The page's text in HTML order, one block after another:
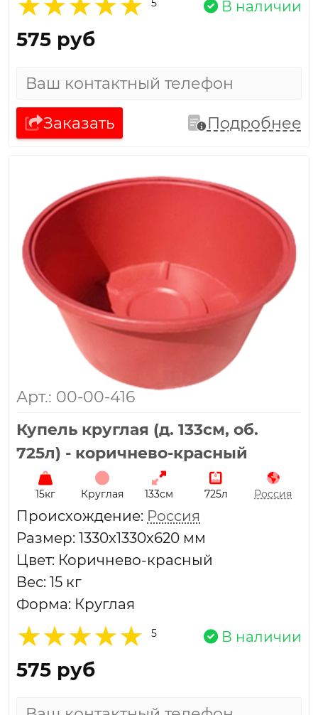
5 В наличии
575 руб
Заказать Подробнее
Арт.: 00-00-416
Купель круглая (д. 133см, об.
725л) - коричнево-красный
15кг Круглая 133см 725л Россия
Проиcхождение: Россия
Размер: 1330x1330x620 мм
Цвет: Коричнево-красный
Вес: 15 кг
Форма: Круглая
5 В наличии
575 руб